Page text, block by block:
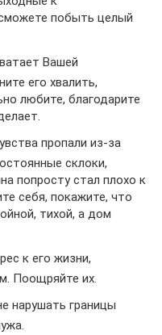
побыть целый
Вашей
его хвалить,
любите, благодарите
пропали из-за
склоки,
попросту стал плохо к
себя, покажите, что
тихой, а дом
к его жизни,
Поощряйте их.
нарушать границы